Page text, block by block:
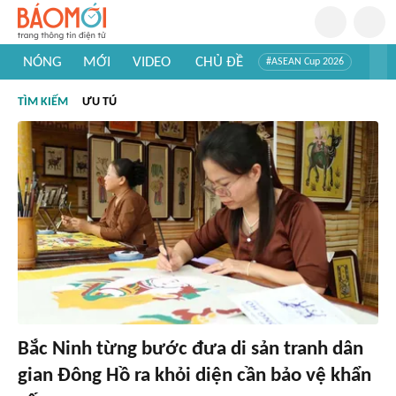
NÓNG MỚI VIDEO CHỦ ĐỀ #ASEAN Cup 2026
#Khám phá thế giới
TÌM KIẾM ƯU TÚ
Bắc Ninh từng bước đưa di sản tranh dân
gian Đông Hồ ra khỏi diện cần bảo vệ khẩn